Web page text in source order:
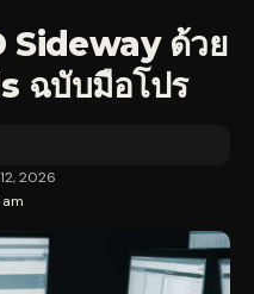
Sideway ด้วย
ฉบับมือโปร
2026